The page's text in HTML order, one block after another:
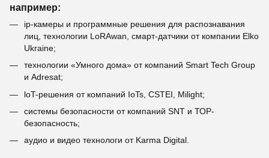
например:
ip-камеры и программные решения для распознавания
лиц, технологии LoRAwan, смарт-датчики от компании Elko
Ukraine;
технологии «Умного дома» от компаний Smart Tech Group
и Adresat;
loT-решения от компаний IoTs, CSTEI, Milight;
системы безопасности от компаний SNT и ТОР-
безопасность;
аудио и видео технологи от Karma Digital.